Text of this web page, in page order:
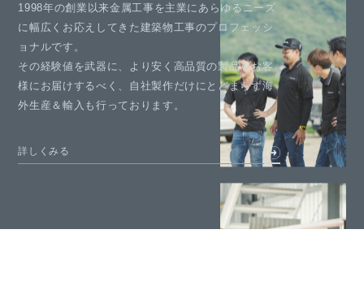
1998年の創業以来金属工事を主業にあらゆるニーズ
に幅広くお応えしてきた建築物工事のプロフェッシ
ョナルです。
その経験値を武器に、より安く高品質の製品をお客
様にお届けするべく、自社製作だけにとどまらず海
外生産＆輸入も行っております。
詳しくみる